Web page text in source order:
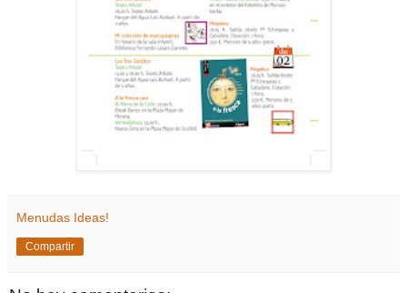
Menudas Ideas!
Compartir